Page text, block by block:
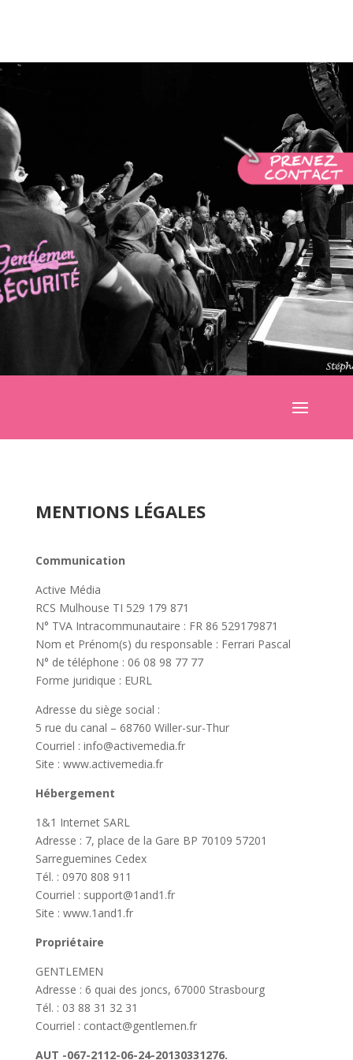
MENTIONS LÉGALES
Communication
Active Média
RCS Mulhouse TI 529 179 871
N° TVA Intracommunautaire : FR 86 529179871
Nom et Prénom(s) du responsable : Ferrari Pascal
N° de téléphone : 06 08 98 77 77
Forme juridique : EURL
Adresse du siège social :
5 rue du canal – 68760 Willer-sur-Thur
Courriel : info@activemedia.fr
Site : www.activemedia.fr
Hébergement
1&1 Internet SARL
Adresse : 7, place de la Gare BP 70109 57201
Sarreguemines Cedex
Tél. : 0970 808 911
Courriel : support@1and1.fr
Site : www.1and1.fr
Propriétaire
GENTLEMEN
Adresse : 6 quai des joncs, 67000 Strasbourg
Tél. : 03 88 31 32 31
Courriel : contact@gentlemen.fr
AUT -067-2112-06-24-20130331276.